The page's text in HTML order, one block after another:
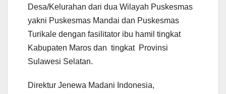
Desa/Kelurahan dari dua Wilayah Puskesmas
yakni Puskesmas Mandai dan Puskesmas
Turikale dengan fasilitator ibu hamil tingkat
Kabupaten Maros dan tingkat Provinsi
Sulawesi Selatan.
Direktur Jenewa Madani Indonesia,